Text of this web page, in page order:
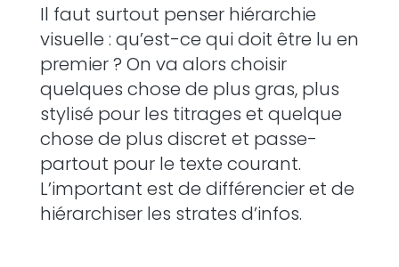
Il faut surtout penser hiérarchie
visuelle : qu’est-ce qui doit être lu en
premier ? On va alors choisir
quelques chose de plus gras, plus
stylisé pour les titrages et quelque
chose de plus discret et passe-
partout pour le texte courant.
L’important est de différencier et de
hiérarchiser les strates d’infos.